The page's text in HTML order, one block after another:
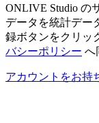
ONLIVE Studio の
データを統計デー
録ボタンをクリッ
バシーポリシー へ
アカウントをお持